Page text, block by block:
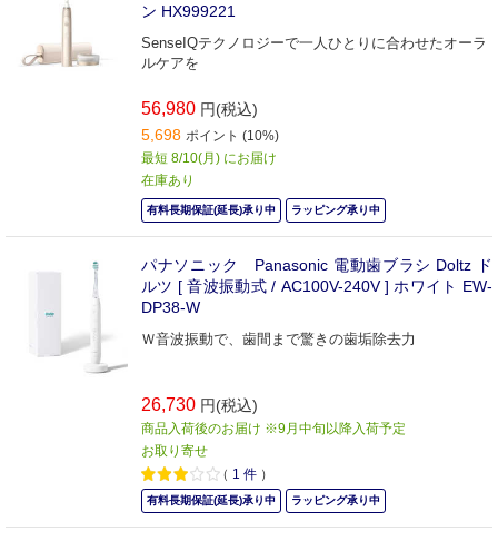
ン HX999221
SenseIQテクノロジーで一人ひとりに合わせたオーラ
ルケアを
56,980 円(税込)
5,698 ポイント (10%)
最短 8/10(月) にお届け
在庫あり
有料長期保証(延長)承り中 ラッピング承り中
パナソニック Panasonic 電動歯ブラシ Doltz ド
ルツ [ 音波振動式 / AC100V-240V ] ホワイト EW-
DP38-W
Ｗ音波振動で、歯間まで驚きの歯垢除去力
26,730 円(税込)
商品入荷後のお届け ※9月中旬以降入荷予定
お取り寄せ
（ 1 件 ）
有料長期保証(延長)承り中 ラッピング承り中